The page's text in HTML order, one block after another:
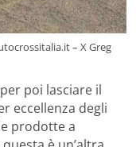
– X Greg
poi lasciare il
eccellenza degli
prodotte a